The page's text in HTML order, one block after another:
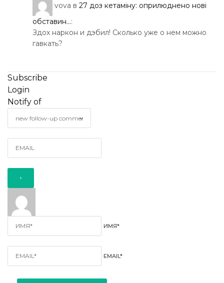
vova в 27 доз кетаміну: оприлюднено нові
обставин...:
Здох наркон и дэбил! Сколько уже о нем можно
гавкать?
Subscribe
Login
Notify of
ИМЯ*
EMAIL*